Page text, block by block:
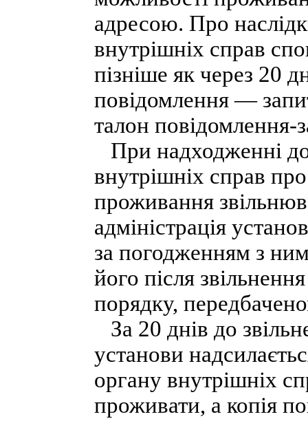
адресою. Про
внутрішніх справ
пізніше як через 20
повідомлення —
талон повідомлення-
При надходженні до
внутрішніх справ
проживання
адміністрація
за погодженням з
його після
порядку,
За 20 днів до
установи
органу внутрішніх
проживати, а копія